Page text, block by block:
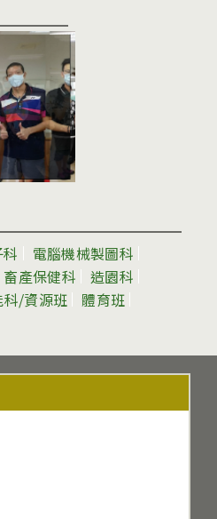
電腦機械製圖科
畜產保健科
造園科
科/資源班 體育班